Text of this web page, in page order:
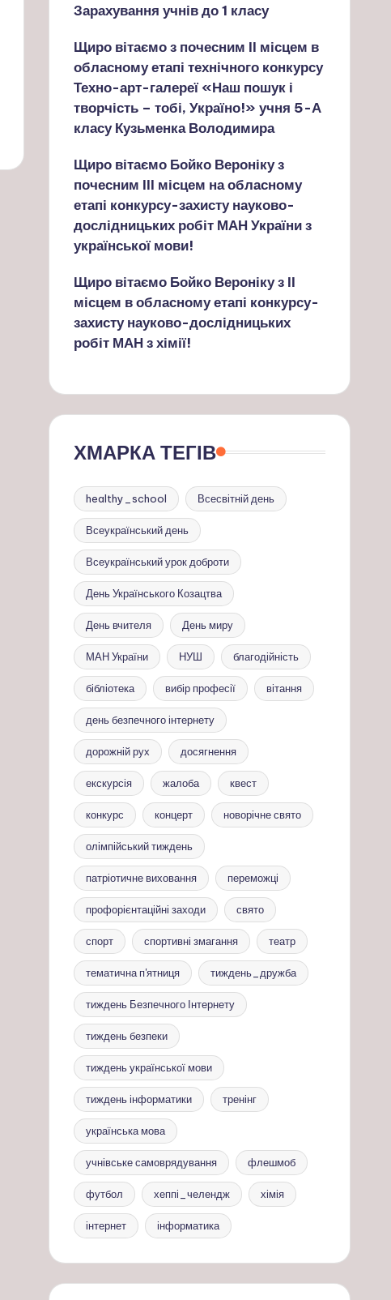
Зарахування учнів до 1 класу
Щиро вітаємо з почесним ІІ місцем в
обласному етапі технічного конкурсу
Техно-арт-галереї «Наш пошук і
творчість – тобі, Україно!» учня 5-А
класу Кузьменка Володимира
Щиро вітаємо Бойко Вероніку з
почесним ІІІ місцем на обласному
етапі конкурсу-захисту науково-
дослідницьких робіт МАН України з
української мови!
Щиро вітаємо Бойко Вероніку з ІІ
місцем в обласному етапі конкурсу-
захисту науково-дослідницьких
робіт МАН з хімії!
ХМАРКА ТЕГІВ
healthy_school Всесвітній день
Всеукраїнський день
Всеукраїнський урок доброти
День Українського Козацтва
День вчителя День миру
МАН України НУШ благодійність
бібліотека вибір професії вітання
день безпечного інтернету
дорожній рух досягнення
екскурсія жалоба квест
конкурс концерт новорічне свято
олімпійський тиждень
патріотичне виховання переможці
профорієнтаційні заходи свято
спорт спортивні змагання театр
тематична п'ятниця тиждень_дружба
тиждень Безпечного Інтернету
тиждень безпеки
тиждень української мови
тиждень інформатики тренінг
українська мова
учнівське самоврядування флешмоб
футбол хеппі_челендж хімія
інтернет інформатика